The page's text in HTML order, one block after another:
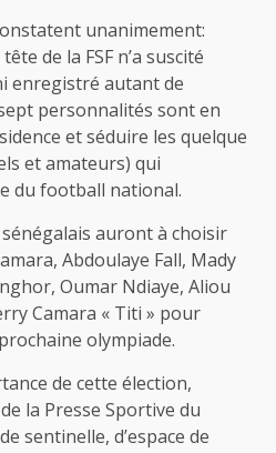
unanimement:
de la FSF n’a suscité
enregistré autant de
personnalités sont en
et séduire les quelque
et amateurs) qui
du football national.
auront à choisir
Abdoulaye Fall, Mady
Oumar Ndiaye, Aliou
Camara « Titi » pour
olympiade.
de cette élection,
la Presse Sportive du
sentinelle, d’espace de